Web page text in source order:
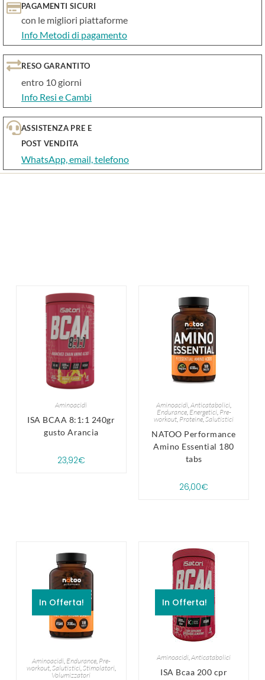
PAGAMENTI SICURI
con le migliori piattaforme
Info Metodi di pagamento
RESO GARANTITO
entro 10 giorni
Info Resi e Cambi
ASSISTENZA PRE E
POST VENDITA
WhatsApp, email, telefono
Aminoacidi
ISA BCAA 8:1:1 240gr
gusto Arancia
23,92€
Aminoacidi ,Anticatabolici
Endurance, Energetici, Pre-
workout Proteine,Salutistici
NATOO Performance
Amino Essential 180
tabs
26,00€
In Offerta!
Aminoacidi, Endurance, Pre-
workout, Salutistici, Stimolatori,
Volumizzatori
In Offerta!
Aminoacidi ,Anticatabolici
ISA Bcaa 200 cpr